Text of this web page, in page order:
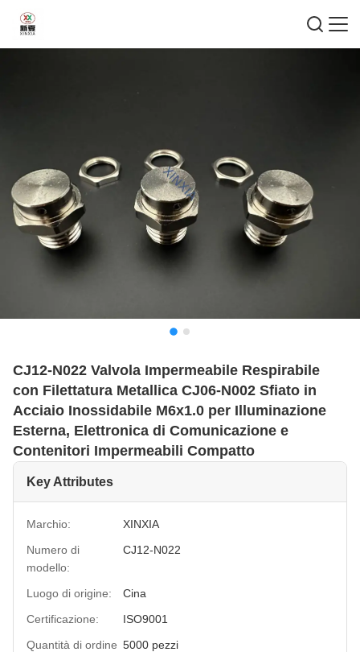
CJ12-N022 Valvola Impermeabile Respirabile
con Filettatura Metallica CJ06-N002 Sfiato in
Acciaio Inossidabile M6x1.0 per Illuminazione
Esterna, Elettronica di Comunicazione e
Contenitori Impermeabili Compatto
Key Attributes
Marchio:
XINXIA
Numero di
modello:
CJ12-N022
Luogo di origine:
Cina
Certificazione:
ISO9001
Quantità di ordine 5000 pezzi